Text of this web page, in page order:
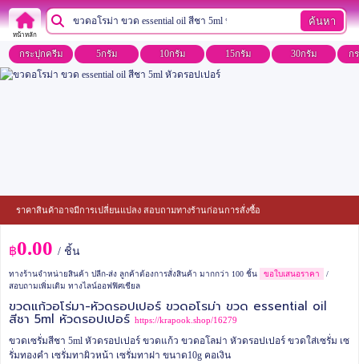
หน้าหลัก
ค้นหา
กระปุกครีม 5กรัม 10กรัม 15กรัม 30กรัม ก
ราคาสินค้าอาจมีการเปลี่ยนแปลง สอบถามทางร้านก่อนการสั่งซื้อ
฿0.00 / ชิ้น
ทางร้านจำหน่ายสินค้า ปลีก-ส่ง ลูกค้าต้องการสั่งสินค้า มากกว่า 100 ชิ้น ขอใบเสนอราคา
/
สอบถามเพิ่มเติม ทางไลน์ออฟฟิศเชียล
ขวดแก้วอโร่มา-หัวดรอปเปอร์ ขวดอโรม่า ขวด essential oil
สีชา 5ml หัวดรอปเปอร์ https://krapook.shop/16279
ขวดเซรั่มสีชา 5ml หัวดรอปเปอร์ ขวดแก้ว ขวดอโลม่า หัวดรอปเปอร์ ขวดใส่เซรั่ม เซ
รั่มทองคำ เซรั่มทาผิวหน้า เซรั่มทาฝา ขนาด10g คอเงิน